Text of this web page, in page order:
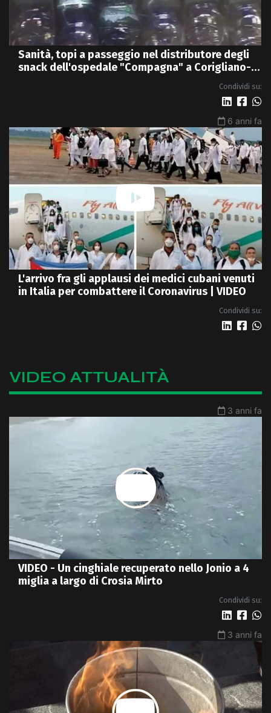
Sanità, topi a passeggio nel distributore degli
snack dell'ospedale "Compagna" a Corigliano-
Condividi su:
6 anni fa
L'arrivo fra gli applausi dei medici cubani venuti
in Italia per combattere il Coronavirus | VIDEO
Condividi su:
VIDEO ATTUALITÀ
3 anni fa
VIDEO - Un cinghiale recuperato nello Jonio a 4
miglia a largo di Crosia Mirto
Condividi su:
3 anni fa